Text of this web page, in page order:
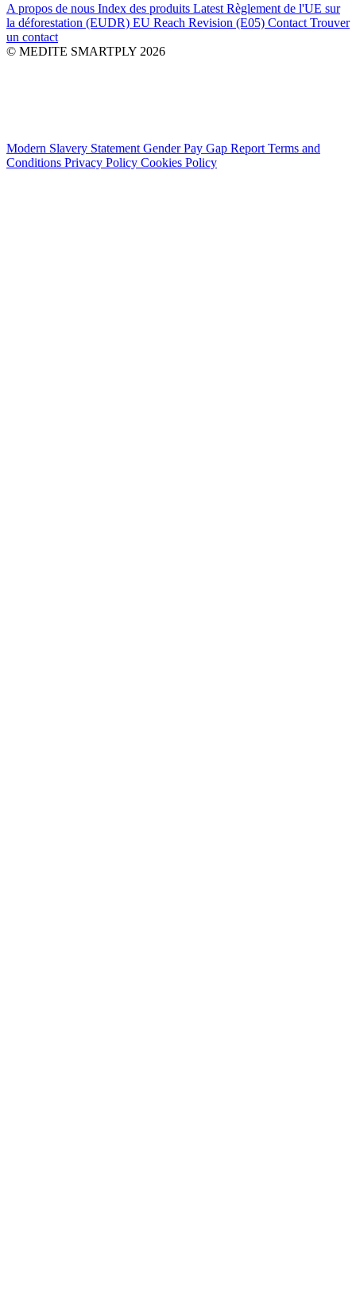
A propos de nous Index des produits Latest Règlement de l'UE sur
la déforestation (EUDR) EU Reach Revision (E05) Contact Trouver
un contact
© MEDITE SMARTPLY 2026
Modern Slavery Statement Gender Pay Gap Report Terms and
Conditions Privacy Policy Cookies Policy